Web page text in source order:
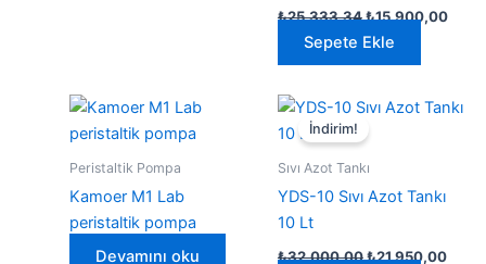
₺25.333,34Orijinal
₺25.333,34.
₺15.900,00Şu
Sepete Ekle
Peristaltik Pompa
Kamoer M1 Lab
peristaltik pompa
Devamını oku
İndirim!
Sıvı Azot Tankı
YDS-10 Sıvı Azot Tankı
10 Lt
₺32.000,00Orijinal
₺21.950,00Şu